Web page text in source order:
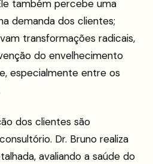
também percebe uma
demanda dos clientes;
transformações radicais,
do envelhecimento
especialmente entre os
dos clientes são
Dr. Bruno realiza
avaliando a saúde do